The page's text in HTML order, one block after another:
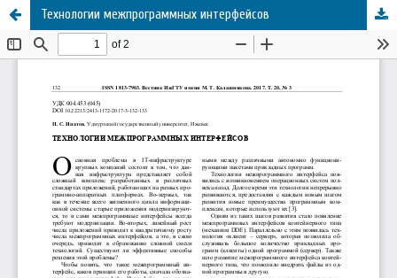
Технологии межпрограммных интерфейсов